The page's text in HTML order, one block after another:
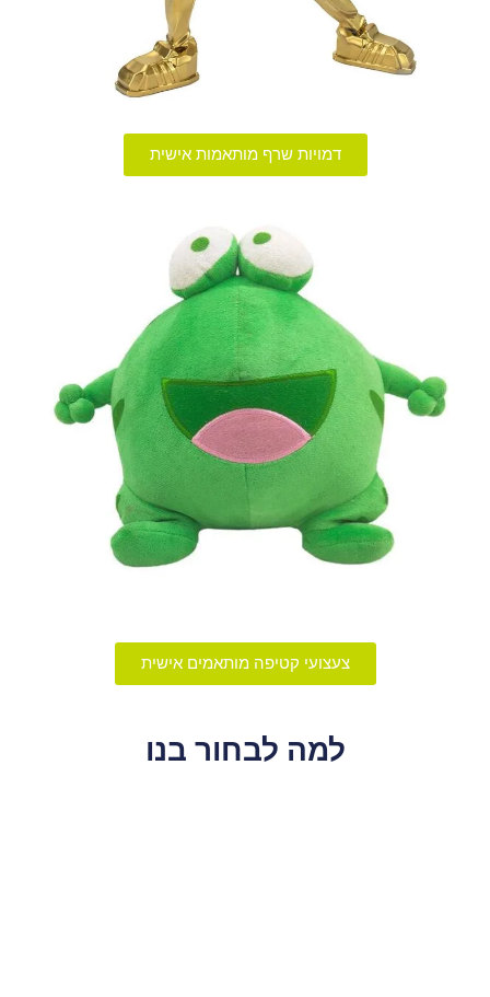
דמויות שרף מותאמות אישית
צעצועי קטיפה מותאמים אישית
למה לבחור בנו